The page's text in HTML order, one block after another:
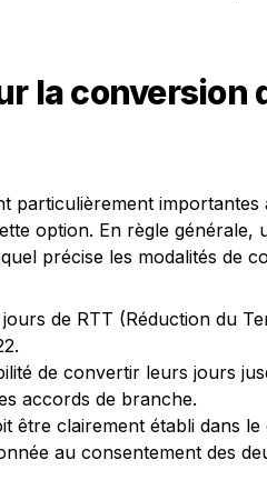
la conversion
particulièrement importantes
option. En règle générale,
précise les modalités de
de RTT (Réduction du
de convertir leurs jours
accords de branche.
être clairement établi dans
au consentement des